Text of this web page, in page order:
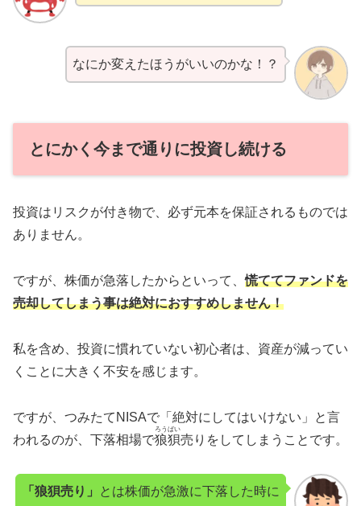
なにか変えたほうがいいのかな！？
とにかく今まで通りに投資し続ける
投資はリスクが付き物で、必ず元本を保証されるものでは
ありません。
ですが、株価が急落したからといって、慌ててファンドを
売却してしまう事は絶対におすすめしません！
私を含め、投資に慣れていない初心者は、資産が減ってい
くことに大きく不安を感じます。
ですが、つみたてNISAで「絶対にしてはいけない」と言
われるのが、下落相場で狼狽
ろうばい
売りをしてしまうことです。
「狼狽売り」 とは株価が急激に下落した時に